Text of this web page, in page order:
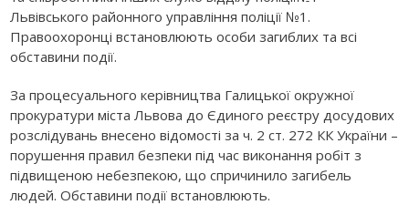
Львівського районного управління поліції №1.
Правоохоронці встановлюють особи загиблих та всі
обставини події.
За процесуального керівництва Галицької окружної
прокуратури міста Львова до Єдиного реєстру досудових
розслідувань внесено відомості за ч. 2 ст. 272 КК України –
порушення правил безпеки під час виконання робіт з
підвищеною небезпекою, що спричинило загибель
людей. Обставини події встановлюють.